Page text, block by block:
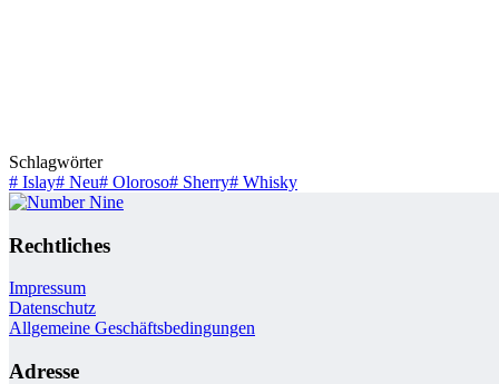
Schlagwörter
# Islay# Neu# Oloroso# Sherry# Whisky
Rechtliches
Impressum
Datenschutz
Allgemeine Geschäftsbedingungen
Adresse